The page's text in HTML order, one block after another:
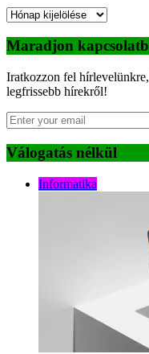
Archívum
Maradjon
Iratkozzon fel
legfrissebb hírekről!
Válogatás nélkül
Informatika